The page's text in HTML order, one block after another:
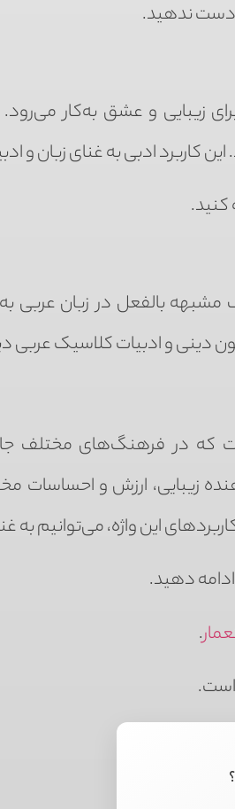
دست ندهید.
زیبایی و عشق به‌کار می‌رود.
کاربرد ادبی به غنای زبان و
کنید.
بالفعل در زبان عربی
دینی و ادبیات کلاسیک
که در فرهنگ‌های مختلف
زیبایی، ارزش و
این واژه، می‌توانیم به
ادامه دهید.
.
است.